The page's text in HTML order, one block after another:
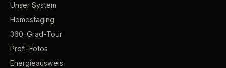
Unser System
Homestaging
360-Grad-Tour
Profi-Fotos
Energieausweis